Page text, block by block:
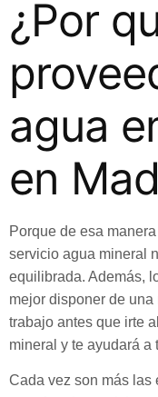
¿Por
agua
en
Porque de esa
servicio agua mineral
equilibrada. Además,
mejor disponer de
trabajo antes que irte
mineral y te ayudará a
Cada vez son más las